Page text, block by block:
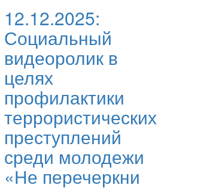
12.12.2025:
Социальный
видеоролик в
целях
профилактики
террористических
преступлений
среди молодежи
«Не перечеркни